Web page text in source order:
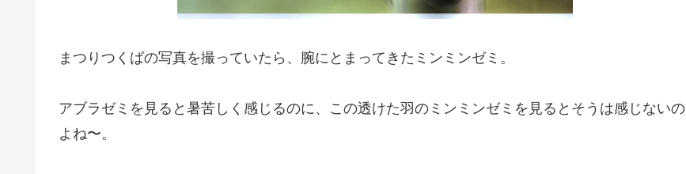
まつりつくばの写真を撮っていたら、腕にとまってきたミンミンゼミ。
アブラゼミを見ると暑苦しく感じるのに、この透けた羽のミンミンゼミを見るとそうは感じないの
よね〜。